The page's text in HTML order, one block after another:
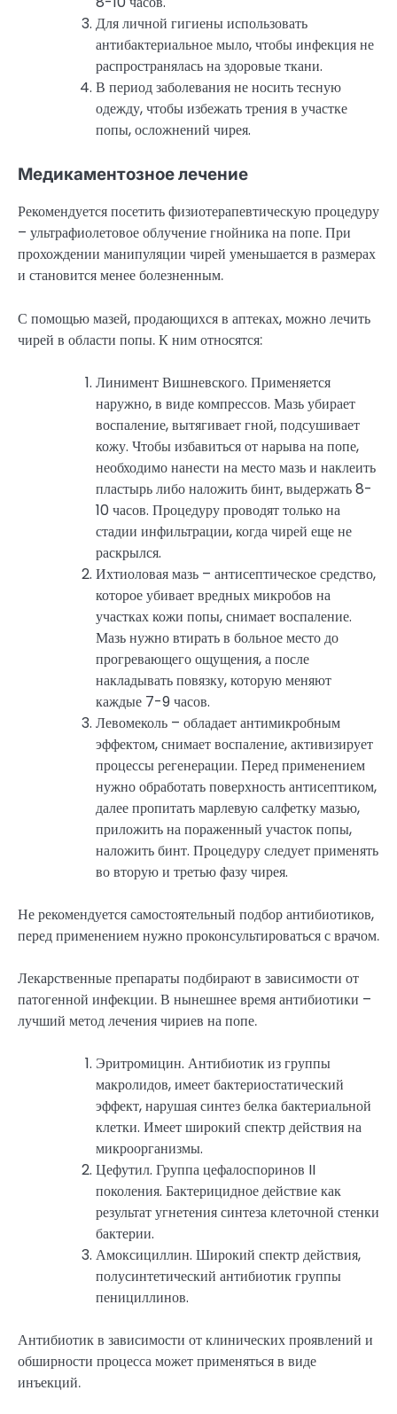
Для личной гигиены использовать
антибактериальное мыло, чтобы инфекция не
распространялась на здоровые ткани.
В период заболевания не носить тесную
одежду, чтобы избежать трения в участке
попы, осложнений чирея.
Медикаментозное лечение
Рекомендуется посетить физиотерапевтическую процедуру
– ультрафиолетовое облучение гнойника на попе. При
прохождении манипуляции чирей уменьшается в размерах
и становится менее болезненным.
С помощью мазей, продающихся в аптеках, можно лечить
чирей в области попы. К ним относятся:
Линимент Вишневского. Применяется
наружно, в виде компрессов. Мазь убирает
воспаление, вытягивает гной, подсушивает
кожу. Чтобы избавиться от нарыва на попе,
необходимо нанести на место мазь и наклеить
пластырь либо наложить бинт, выдержать 8-
10 часов. Процедуру проводят только на
стадии инфильтрации, когда чирей еще не
раскрылся.
Ихтиоловая мазь – антисептическое средство,
которое убивает вредных микробов на
участках кожи попы, снимает воспаление.
Мазь нужно втирать в больное место до
прогревающего ощущения, а после
накладывать повязку, которую меняют
каждые 7-9 часов.
Левомеколь – обладает антимикробным
эффектом, снимает воспаление, активизирует
процессы регенерации. Перед применением
нужно обработать поверхность антисептиком,
далее пропитать марлевую салфетку мазью,
приложить на пораженный участок попы,
наложить бинт. Процедуру следует применять
во вторую и третью фазу чирея.
Не рекомендуется самостоятельный подбор антибиотиков,
перед применением нужно проконсультироваться с врачом.
Лекарственные препараты подбирают в зависимости от
патогенной инфекции. В нынешнее время антибиотики –
лучший метод лечения чириев на попе.
Эритромицин. Антибиотик из группы
макролидов, имеет бактериостатический
эффект, нарушая синтез белка бактериальной
клетки. Имеет широкий спектр действия на
микроорганизмы.
Цефутил. Группа цефалоспоринов II
поколения. Бактерицидное действие как
результат угнетения синтеза клеточной стенки
бактерии.
Амоксициллин. Широкий спектр действия,
полусинтетический антибиотик группы
пенициллинов.
Антибиотик в зависимости от клинических проявлений и
обширности процесса может применяться в виде
инъекций.